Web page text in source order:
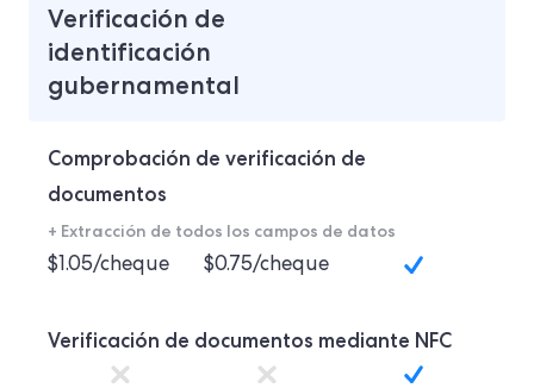
Verificación de
identificación
gubernamental
Comprobación de verificación de
documentos
+ Extracción de todos los campos de datos
$1.05/cheque $0.75/cheque
Verificación de documentos mediante NFC